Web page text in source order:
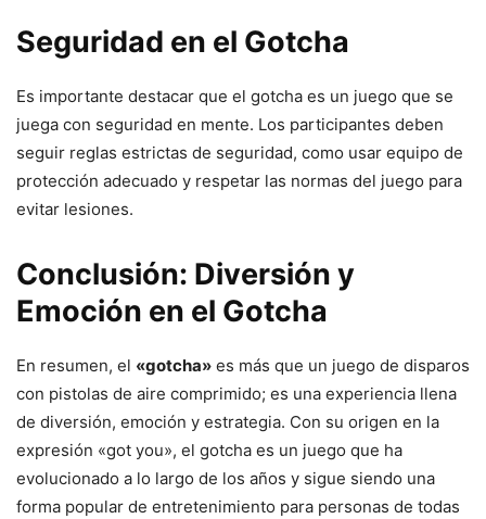
Seguridad en el Gotcha
Es importante destacar que el gotcha es un juego que se
juega con seguridad en mente. Los participantes deben
seguir reglas estrictas de seguridad, como usar equipo de
protección adecuado y respetar las normas del juego para
evitar lesiones.
Conclusión: Diversión y
Emoción en el Gotcha
En resumen, el «gotcha» es más que un juego de disparos
con pistolas de aire comprimido; es una experiencia llena
de diversión, emoción y estrategia. Con su origen en la
expresión «got you», el gotcha es un juego que ha
evolucionado a lo largo de los años y sigue siendo una
forma popular de entretenimiento para personas de todas